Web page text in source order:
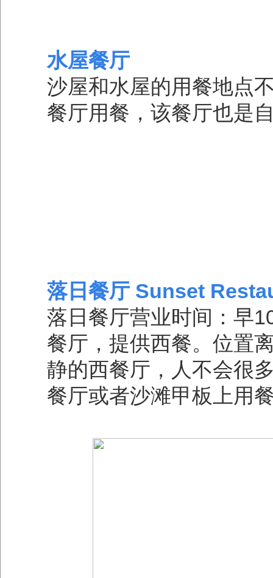
水屋餐厅
沙屋和水屋的用餐地点
餐厅用餐，该餐厅也是
落日餐厅 Sunset
落日餐厅营业时间：早
餐厅，提供西餐。位置
静的西餐厅，人不会很
餐厅或者沙滩甲板上用